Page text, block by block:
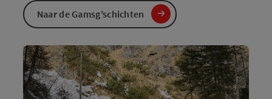
Naar de Gamsg’schichten